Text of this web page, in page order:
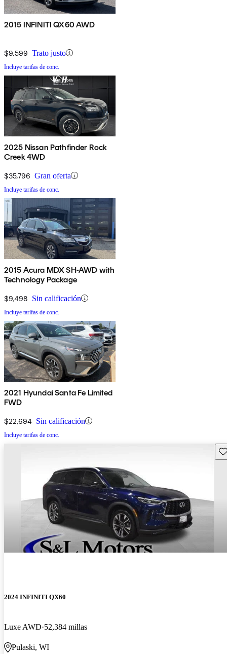
2015 INFINITI QX60 AWD
$9,599 Trato justo
Incluye tarifas de conc.
2025 Nissan Pathfinder Rock
Creek 4WD
$35,796 Gran oferta
Incluye tarifas de conc.
2015 Acura MDX SH-AWD with
Technology Package
$9,498 Sin calificación
Incluye tarifas de conc.
2021 Hyundai Santa Fe Limited
FWD
$22,694 Sin calificación
Incluye tarifas de conc.
2024 INFINITI QX60
Luxe AWD 52,384 millas
Pulaski, WI